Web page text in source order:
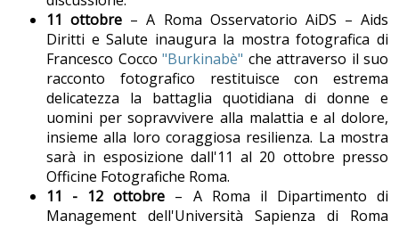
11 ottobre – A Roma Osservatorio AiDS – Aids
Diritti e Salute inaugura la mostra fotografica di
Francesco Cocco "Burkinabè" che attraverso il suo
racconto fotografico restituisce con estrema
delicatezza la battaglia quotidiana di donne e
uomini per sopravvivere alla malattia e al dolore,
insieme alla loro coraggiosa resilienza. La mostra
sarà in esposizione dall'11 al 20 ottobre presso
Officine Fotografiche Roma.
11 - 12 ottobre – A Roma il Dipartimento di
Management dell'Università Sapienza di Roma